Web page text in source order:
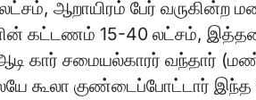
ஆறாயிரம் பேர் வருகின்ற
கட்டணம் 15-40 லட்சம்,
கார் சமையல்காரர் வந்தார்
கூலா குண்டைப்போட்டார் இந்த